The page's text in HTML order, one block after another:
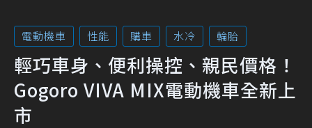
電動機車 性能 購車 水冷 輪胎
輕巧車身、便利操控、親民價格！
Gogoro VIVA MIX電動機車全新上
市